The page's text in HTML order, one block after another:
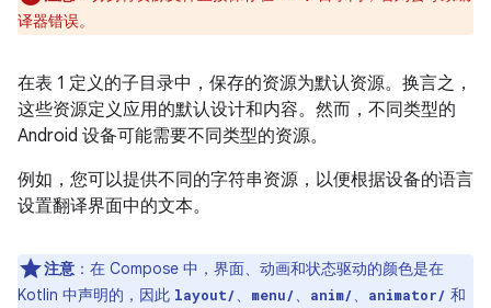
译器错误。
在表 1 定义的子目录中，保存的资源为默认资源。换言之，
这些资源定义应用的默认设计和内容。然而，不同类型的
Android 设备可能需要不同类型的资源。
例如，您可以提供不同的字符串资源，以便根据设备的语言
设置翻译界面中的文本。
注意 ：在 Compose 中，界面、动画和状态驱动的颜色是在
Kotlin 中声明的，因此 layout/、 menu/、 anim/、 animator/ 和